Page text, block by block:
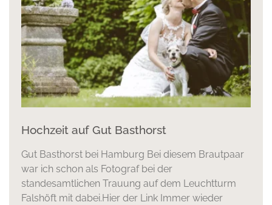
Hochzeit auf Gut Basthorst
Gut Basthorst bei Hamburg Bei diesem Brautpaar
war ich schon als Fotograf bei der
standesamtlichen Trauung auf dem Leuchtturm
Falshöft mit dabei.Hier der Link Immer wieder